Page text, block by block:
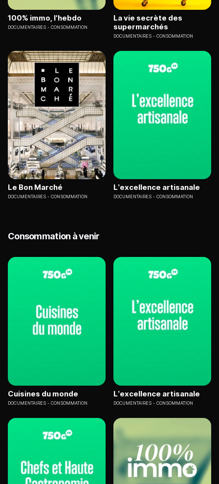
100% immo, l'hebdo
DOCUMENTAIRES CONSOMMATION
La vie secrète des
supermarchés
DOCUMENTAIRES CONSOMMATION
Le Bon Marché
DOCUMENTAIRES CONSOMMATION
L’excellence artisanale
DOCUMENTAIRES CONSOMMATION
Consommation à venir
Cuisines du monde
DOCUMENTAIRES CONSOMMATION
L’excellence artisanale
DOCUMENTAIRES CONSOMMATION